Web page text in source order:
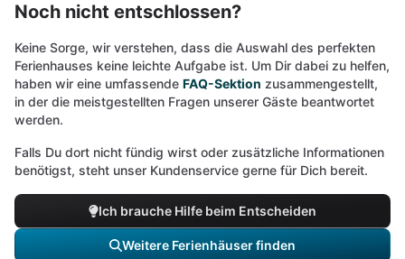
Noch nicht entschlossen?
Keine Sorge, wir verstehen, dass die Auswahl des perfekten
Ferienhauses keine leichte Aufgabe ist. Um Dir dabei zu helfen,
haben wir eine umfassende FAQ-Sektion zusammengestellt,
in der die meistgestellten Fragen unserer Gäste beantwortet
werden.
Falls Du dort nicht fündig wirst oder zusätzliche Informationen
benötigst, steht unser Kundenservice gerne für Dich bereit.
Ich brauche Hilfe beim Entscheiden
Weitere Ferienhäuser finden